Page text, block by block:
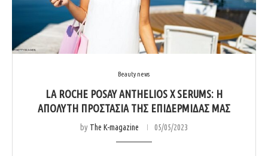
Beauty news
LA ROCHE POSAY ANTHELIOS X SERUMS: H
AΠΟΛΥΤΗ ΠΡΟΣΤΑΣΙΑ ΤΗΣ ΕΠΙΔΕΡΜΙΔΑΣ ΜΑΣ
by The K-magazine 05/05/2023